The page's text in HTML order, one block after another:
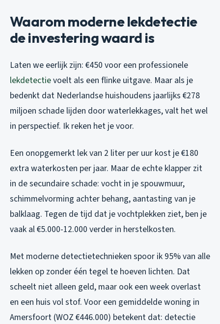
Waarom moderne lekdetectie
de investering waard is
Laten we eerlijk zijn: €450 voor een professionele
lekdetectievoelt als een flinke uitgave. Maar als je
bedenkt dat Nederlandse huishoudens jaarlijks €278
miljoen schade lijden door waterlekkages, valt het wel
in perspectief. Ik reken het je voor.
Een onopgemerkt lek van 2 liter per uur kost je €180
extra waterkosten per jaar. Maar de echte klapper zit
in de secundaire schade: vocht in je spouwmuur,
schimmelvorming achter behang, aantasting van je
balklaag. Tegen de tijd dat je vochtplekken ziet, ben je
vaak al €5.000-12.000 verder in herstelkosten.
Met moderne detectietechnieken spoor ik 95% van alle
lekken op zonder één tegel te hoeven lichten. Dat
scheelt niet alleen geld, maar ook een week overlast
en een huis vol stof. Voor een gemiddelde woning in
Amersfoort (WOZ €446.000) betekent dat: detectie